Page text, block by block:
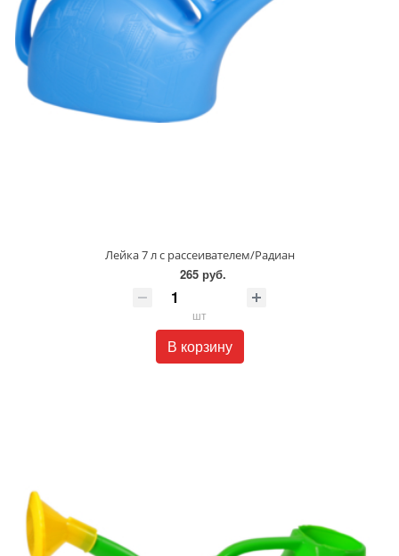
Лейка 7 л с рассеивателем/Радиан
265 руб.
шт
В корзину